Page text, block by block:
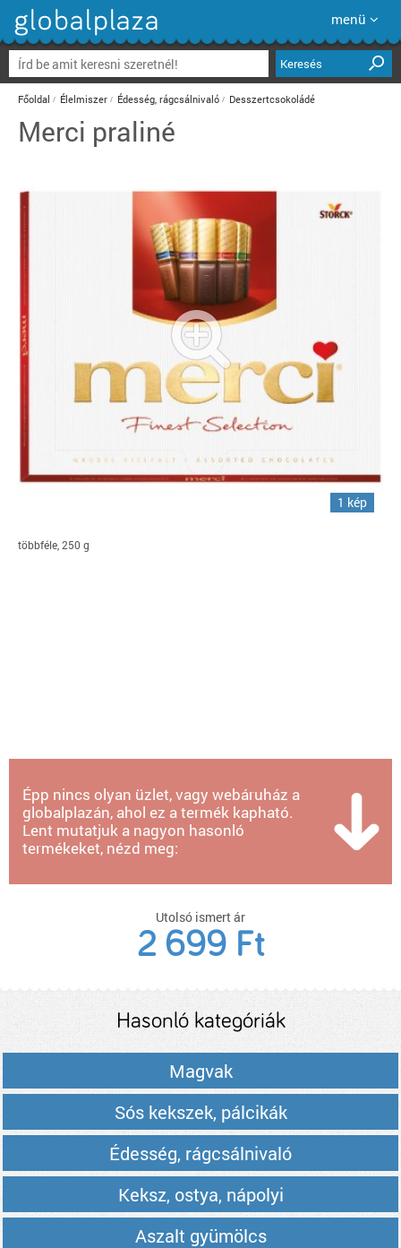
menü
Keresés
Főoldal Élelmiszer Édesség, rágcsálnivaló Desszertcsokoládé
Merci praliné
1 kép
többféle, 250 g
Épp nincs olyan üzlet, vagy webáruház a
globalplazán, ahol ez a termék kapható.
Lent mutatjuk a nagyon hasonló
termékeket, nézd meg:
Utolsó ismert ár
2 699 Ft
Hasonló kategóriák
Magvak
Sós kekszek, pálcikák
Édesség, rágcsálnivaló
Keksz, ostya, nápolyi
Aszalt gyümölcs